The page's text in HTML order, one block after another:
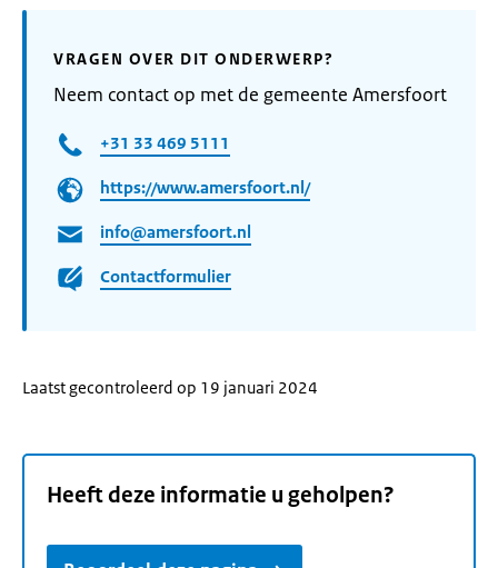
VRAGEN OVER DIT ONDERWERP?
Neem contact op met de gemeente Amersfoort
+31 33 469 5111
https://www.amersfoort.nl/
info@amersfoort.nl
Contactformulier
Laatst gecontroleerd op 19 januari 2024
Heeft deze informatie u geholpen?